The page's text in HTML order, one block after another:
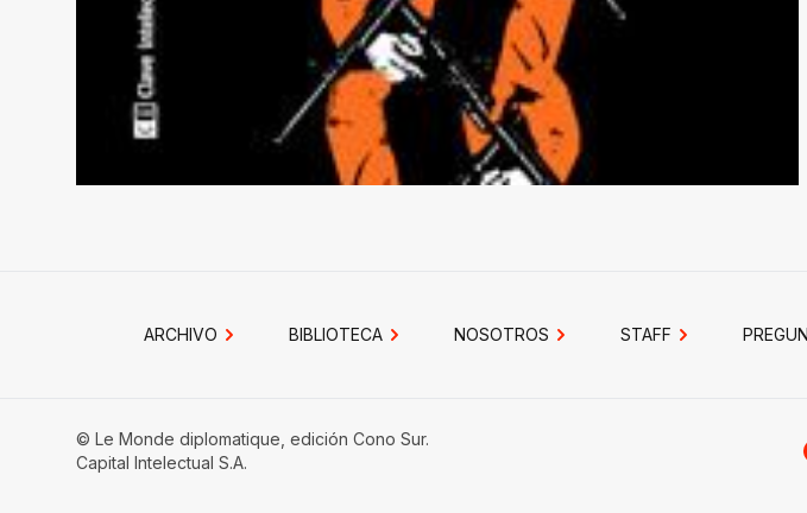
ARCHIVO BIBLIOTECA NOSOTROS STAFF
© Le Monde diplomatique, edición Cono Sur.
Capital Intelectual S.A.